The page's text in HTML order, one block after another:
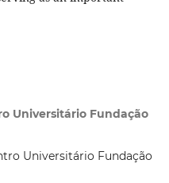
Universitário Fundação
Universitário Fundação